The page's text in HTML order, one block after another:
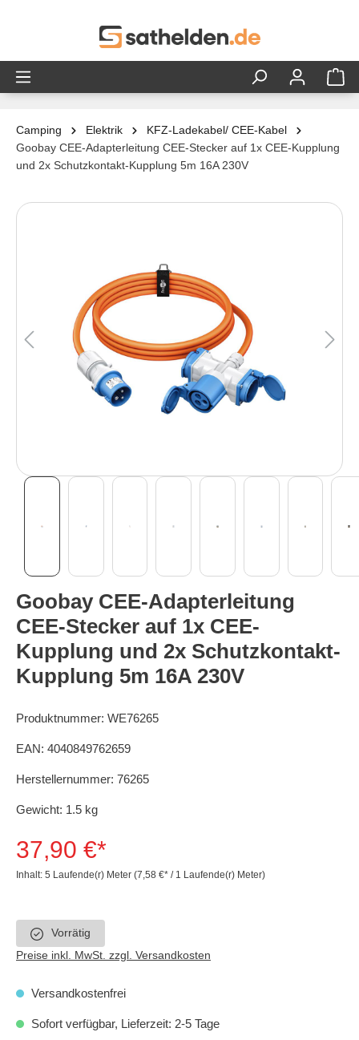
Camping Elektrik
KFZ-Ladekabel/ CEE-Kabel
Goobay CEE-Adapterleitung CEE-Stecker auf 1x CEE-Kupplung
und 2x Schutzkontakt-Kupplung 5m 16A 230V
Bildergalerie überspringen
Goobay CEE-Adapterleitung
CEE-Stecker auf 1x CEE-
Kupplung und 2x Schutzkontakt-
Kupplung 5m 16A 230V
Produktnummer: WE76265
EAN: 4040849762659
Herstellernummer: 76265
Gewicht: 1.5 kg
37,90 €*
Inhalt: 5 Laufende(r) Meter (7,58 €* / 1 Laufende(r) Meter)
Vorrätig
Preise inkl. MwSt. zzgl. Versandkosten
Versandkostenfrei
Sofort verfügbar, Lieferzeit: 2-5 Tage